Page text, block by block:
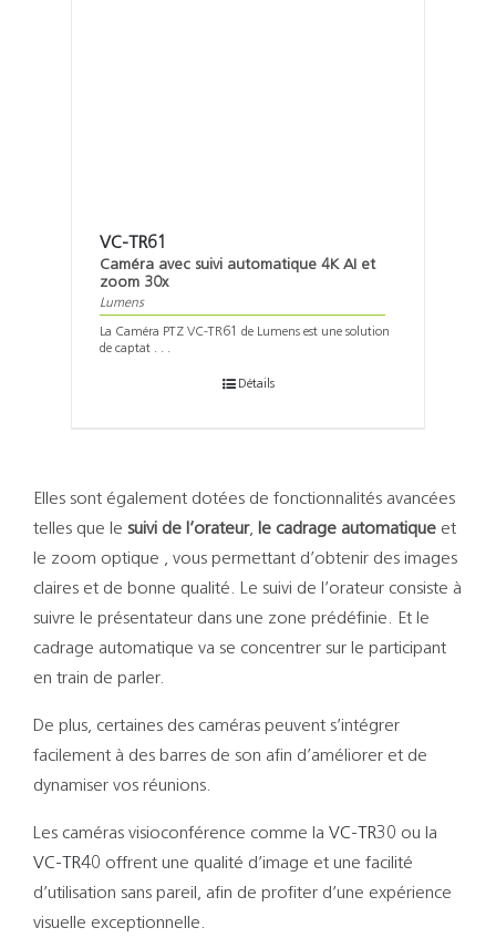
VC-TR61
Caméra avec suivi automatique 4K AI et
zoom 30x
Lumens
La Caméra PTZ VC-TR61 de Lumens est une solution
de captat . . .
Détails
Elles sont également dotées de fonctionnalités avancées
telles que le suivi de l’orateur, le cadrage automatique et
le zoom optique , vous permettant d’obtenir des images
claires et de bonne qualité. Le suivi de l’orateur consiste à
suivre le présentateur dans une zone prédéfinie. Et le
cadrage automatique va se concentrer sur le participant
en train de parler.
De plus, certaines des caméras peuvent s’intégrer
facilement à des barres de son afin d’améliorer et de
dynamiser vos réunions.
Les caméras visioconférence comme la VC-TR30 ou la
VC-TR40 offrent une qualité d’image et une facilité
d’utilisation sans pareil, afin de profiter d’une expérience
visuelle exceptionnelle.